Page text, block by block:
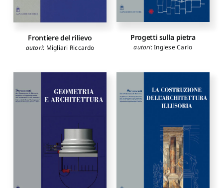
Frontiere del rilievo
autori: Migliari Riccardo
Progetti sulla pietra
autori:Inglese Carlo